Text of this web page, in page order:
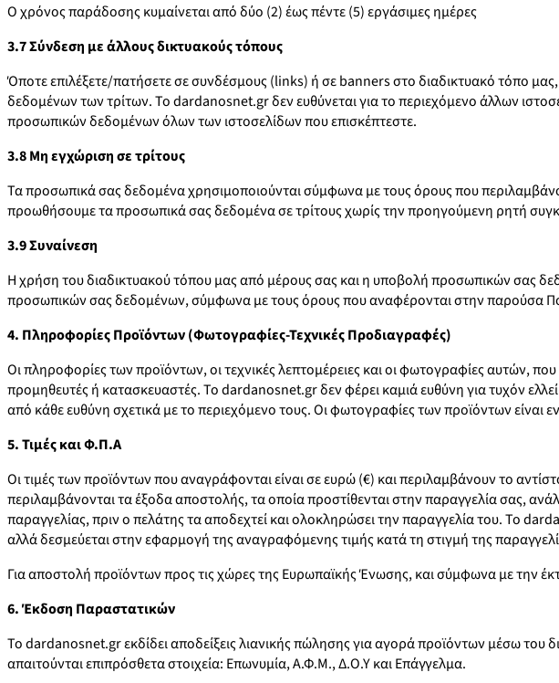
Ο χρόνος παράδοσης κυμαίνεται από δύο (2) έως πέντε (5) εργάσιμες ημέρες
3.7 Σύνδεση με άλλους δικτυακούς τόπους
Όποτε επιλέξετε/πατήσετε σε συνδέσμους (links) ή σε banners στο διαδικτυακό τόπο
δεδομένων των τρίτων. Το dardanosnet.gr δεν ευθύνεται για το περιεχόμενο άλλων
προσωπικών δεδομένων όλων των ιστοσελίδων που επισκέπτεστε.
3.8 Μη εγχώριση σε τρίτους
Τα προσωπικά σας δεδομένα χρησιμοποιούνται σύμφωνα με τους όρους που
προωθήσουμε τα προσωπικά σας δεδομένα σε τρίτους χωρίς την προηγούμενη ρητή
3.9 Συναίνεση
Η χρήση του διαδικτυακού τόπου μας από μέρους σας και η υποβολή προσωπικών σας
προσωπικών σας δεδομένων, σύμφωνα με τους όρους που αναφέρονται στην παρούσα
4. Πληροφορίες Προϊόντων (Φωτογραφίες-Τεχνικές Προδιαγραφές)
Οι πληροφορίες των προϊόντων, οι τεχνικές λεπτομέρειες και οι φωτογραφίες αυτών,
προμηθευτές ή κατασκευαστές. Το dardanosnet.gr δεν φέρει καμιά ευθύνη για τυχόν
από κάθε ευθύνη σχετικά με το περιεχόμενο τους. Οι φωτογραφίες των προϊόντων είναι
5. Τιμές και Φ.Π.Α
Οι τιμές των προϊόντων που αναγράφονται είναι σε ευρώ (€) και περιλαμβάνουν το
περιλαμβάνονται τα έξοδα αποστολής, τα οποία προστίθενται στην παραγγελία σας,
παραγγελίας, πριν ο πελάτης τα αποδεχτεί και ολοκληρώσει την παραγγελία του. Το
αλλά δεσμεύεται στην εφαρμογή της αναγραφόμενης τιμής κατά τη στιγμή της
Για αποστολή προϊόντων προς τις χώρες της Ευρωπαϊκής Ένωσης, και σύμφωνα με την
6. Έκδοση Παραστατικών
Το dardanosnet.gr εκδίδει αποδείξεις λιανικής πώλησης για αγορά προϊόντων μέσω του
απαιτούνται επιπρόσθετα στοιχεία: Eπωνυμία, Α.Φ.Μ., Δ.Ο.Υ και Eπάγγελμα.